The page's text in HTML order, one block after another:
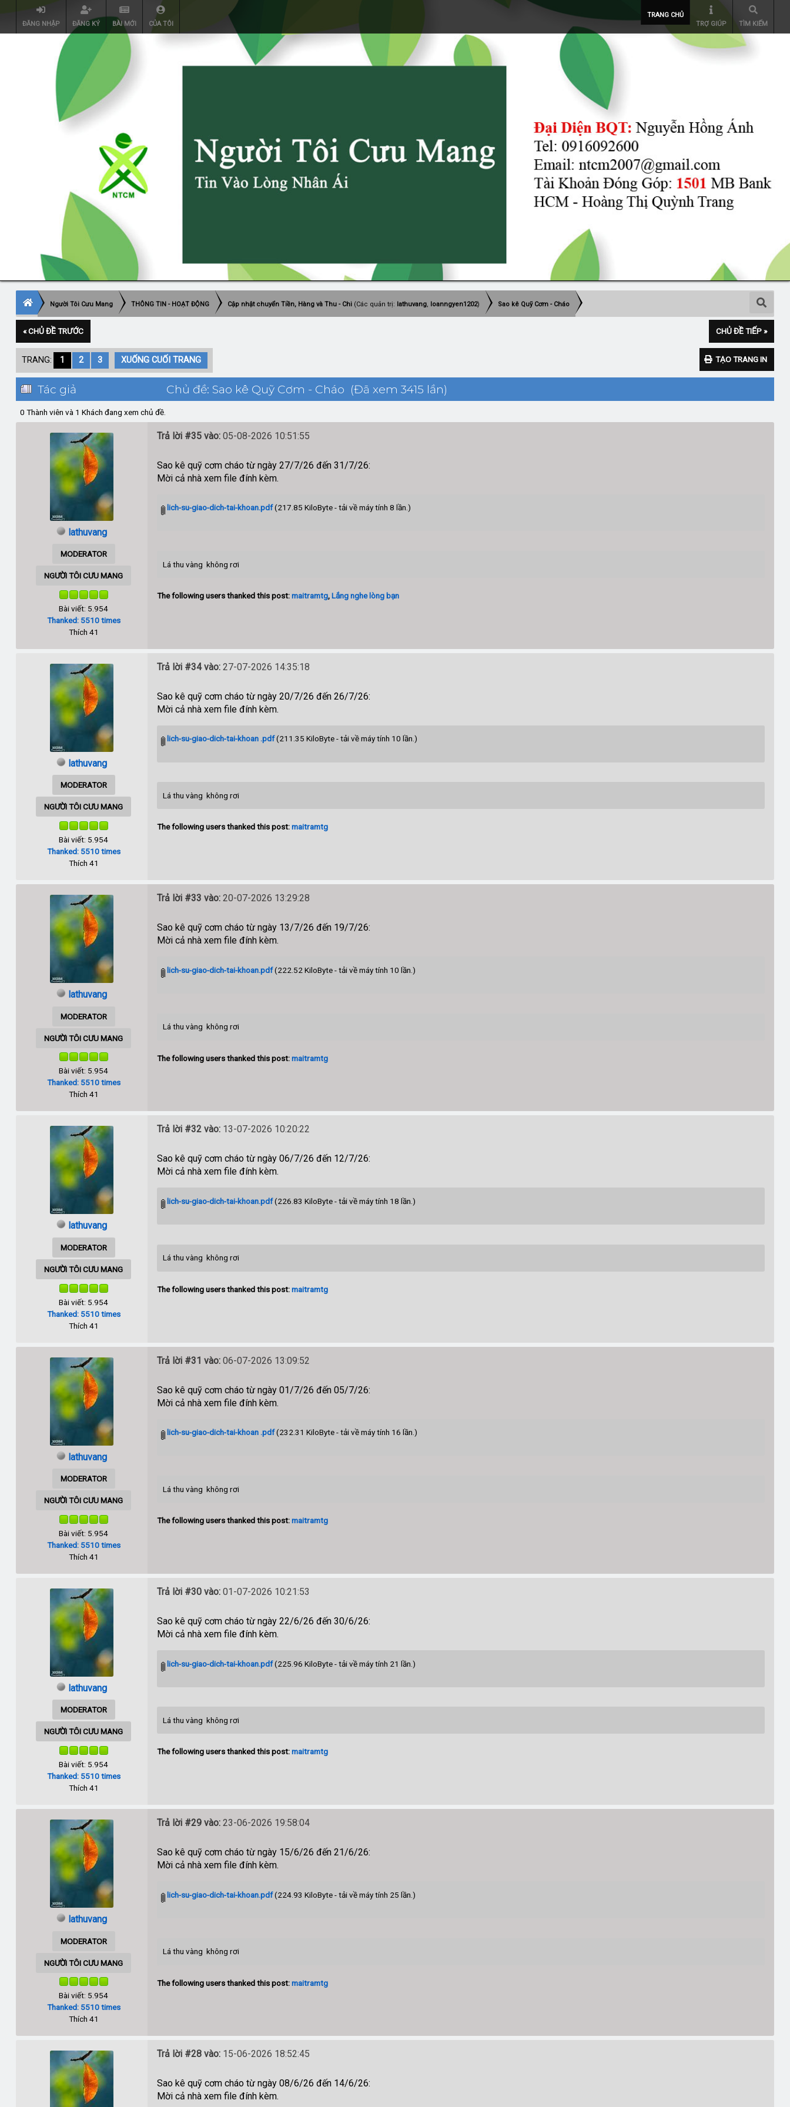
ĐĂNG NHẬP ĐĂNG KÝ BÀI MỚI CỦA TÔI
TRANG CHỦ
TRỢ GIÚP
TÌM KIẾM
Người Tôi Cưu Mang THÔNG TIN - HOẠT ĐỘNG Cập nhật chuyển Tiền, Hàng và Thu - Chi (Các quản trị: lathuvang, loanngyen1202) Sao kê Quỹ Cơm - Cháo
« CHỦ ĐỀ TRƯỚC CHỦ ĐỀ TIẾP »
TẠO TRANG IN
TRANG: 1 2 3 XUỐNG CUỐI TRANG
Tác giả Chủ đề: Sao kê Quỹ Cơm - Cháo (Đã xem 3415 lần)
0 Thành viên và 1 Khách đang xem chủ đề.
lathuvang
MODERATOR
NGƯỜI TÔI CƯU MANG
Bài viết: 5.954
Thanked: 5510 times
Thích 41
Trả lời #35 vào:05-08-2026 10:51:55
Sao kê quỹ cơm cháo từ ngày 27/7/26 đến 31/7/26:
Mời cả nhà xem file đính kèm.
lich-su-giao-dich-tai-khoan.pdf(217.85 KiloByte - tải về máy tính 8 lần.)
Lá thu vàng không rơi
The following users thanked this post:maitramtg,Lắng nghe lòng bạn
lathuvang
MODERATOR
NGƯỜI TÔI CƯU MANG
Bài viết: 5.954
Thanked: 5510 times
Thích 41
Trả lời #34 vào:27-07-2026 14:35:18
Sao kê quỹ cơm cháo từ ngày 20/7/26 đến 26/7/26:
Mời cả nhà xem file đính kèm.
lich-su-giao-dich-tai-khoan .pdf(211.35 KiloByte - tải về máy tính 10 lần.)
Lá thu vàng không rơi
The following users thanked this post:maitramtg
lathuvang
MODERATOR
NGƯỜI TÔI CƯU MANG
Bài viết: 5.954
Thanked: 5510 times
Thích 41
Trả lời #33 vào:20-07-2026 13:29:28
Sao kê quỹ cơm cháo từ ngày 13/7/26 đến 19/7/26:
Mời cả nhà xem file đính kèm.
lich-su-giao-dich-tai-khoan.pdf(222.52 KiloByte - tải về máy tính 10 lần.)
Lá thu vàng không rơi
The following users thanked this post:maitramtg
lathuvang
MODERATOR
NGƯỜI TÔI CƯU MANG
Bài viết: 5.954
Thanked: 5510 times
Thích 41
Trả lời #32 vào:13-07-2026 10:20:22
Sao kê quỹ cơm cháo từ ngày 06/7/26 đến 12/7/26:
Mời cả nhà xem file đính kèm.
lich-su-giao-dich-tai-khoan.pdf(226.83 KiloByte - tải về máy tính 18 lần.)
Lá thu vàng không rơi
The following users thanked this post:maitramtg
lathuvang
MODERATOR
NGƯỜI TÔI CƯU MANG
Bài viết: 5.954
Thanked: 5510 times
Thích 41
Trả lời #31 vào:06-07-2026 13:09:52
Sao kê quỹ cơm cháo từ ngày 01/7/26 đến 05/7/26:
Mời cả nhà xem file đính kèm.
lich-su-giao-dich-tai-khoan .pdf(232.31 KiloByte - tải về máy tính 16 lần.)
Lá thu vàng không rơi
The following users thanked this post:maitramtg
lathuvang
MODERATOR
NGƯỜI TÔI CƯU MANG
Bài viết: 5.954
Thanked: 5510 times
Thích 41
Trả lời #30 vào:01-07-2026 10:21:53
Sao kê quỹ cơm cháo từ ngày 22/6/26 đến 30/6/26:
Mời cả nhà xem file đính kèm.
lich-su-giao-dich-tai-khoan.pdf(225.96 KiloByte - tải về máy tính 21 lần.)
Lá thu vàng không rơi
The following users thanked this post:maitramtg
lathuvang
MODERATOR
NGƯỜI TÔI CƯU MANG
Bài viết: 5.954
Thanked: 5510 times
Thích 41
Trả lời #29 vào:23-06-2026 19:58:04
Sao kê quỹ cơm cháo từ ngày 15/6/26 đến 21/6/26:
Mời cả nhà xem file đính kèm.
lich-su-giao-dich-tai-khoan.pdf(224.93 KiloByte - tải về máy tính 25 lần.)
Lá thu vàng không rơi
The following users thanked this post:maitramtg
Trả lời #28 vào:15-06-2026 18:52:45
Sao kê quỹ cơm cháo từ ngày 08/6/26 đến 14/6/26:
Mời cả nhà xem file đính kèm.